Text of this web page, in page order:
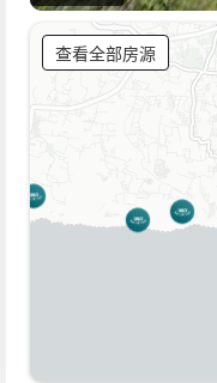
查看全部房源